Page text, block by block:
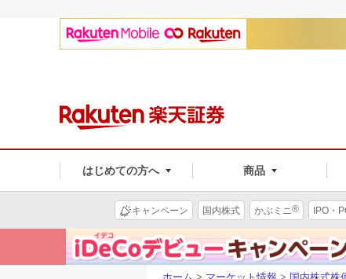
はじめての方へ 商品
キャンペーン 国内株式 かぶミニ® IPO・